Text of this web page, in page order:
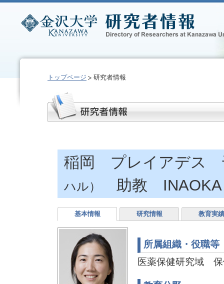
トップページ 研究者情報
稲岡 プレイアデ
ハル） 助教
基本情報 研究情報 教育実績
所属組織・役職等
医薬保健研究域